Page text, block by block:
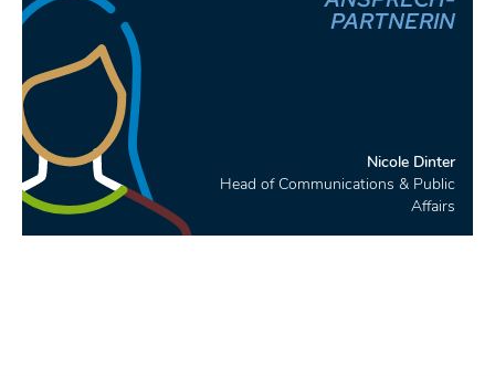
PARTNERIN
Nicole Dinter
Head of Communications & Public
Affairs